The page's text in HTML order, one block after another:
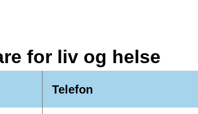
for liv og helse
Telefon